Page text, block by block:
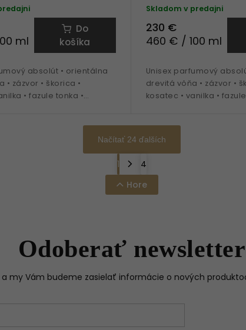
ml
Do
košíka
absolút • orientálna
• zázvor • škorica •
• fazule tonka •
Skladom v predajni
230 €
460 € / 100 ml
Unisex parfumový
drevitá vôňa • zázvor •
kosatec • vanilka •
Načítať 24 ďalších
1
4
Hore
Odoberať newsletter
my Vám budeme zasielať informácie o nových